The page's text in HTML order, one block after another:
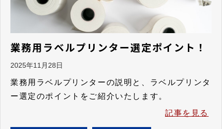
業務用ラベルプリンター選定ポイント！
2025年11月28日
業務用ラベルプリンターの説明と、ラベルプリンタ
ー選定のポイントをご紹介いたします。
記事を見る